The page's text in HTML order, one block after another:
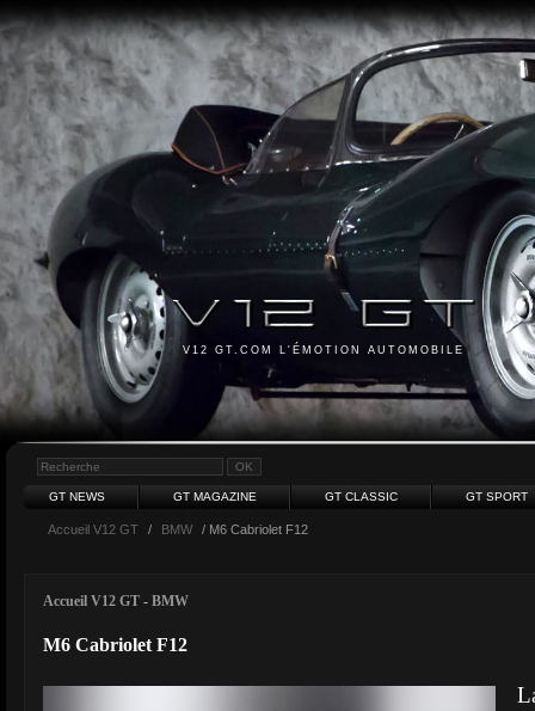
V12 GT.COM L'ÉMOTION AUTOMOBILE
GT NEWS GT MAGAZINE GT CLASSIC GT SPORT
Accueil V12 GT / BMW / M6 Cabriolet F12
Accueil V12 GT - BMW
M6 Cabriolet F12